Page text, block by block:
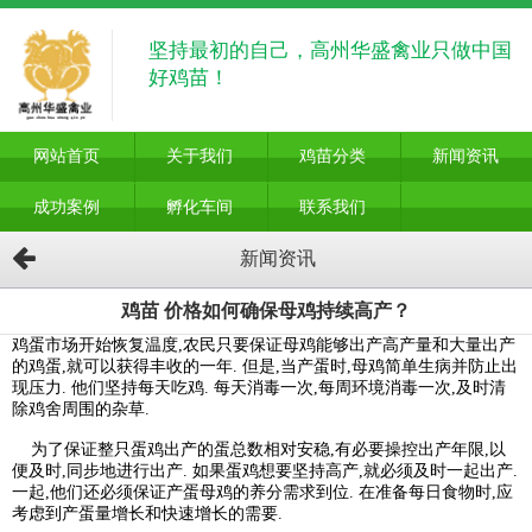
坚持最初的自己，高州华盛禽业只做中国
好鸡苗！
网站首页 关于我们 鸡苗分类 新闻资讯
成功案例 孵化车间 联系我们
新闻资讯
鸡苗 价格如何确保母鸡持续高产？
鸡蛋市场开始恢复温度,农民只要保证母鸡能够出产高产量和大量出产
的鸡蛋,就可以获得丰收的一年. 但是,当产蛋时,母鸡简单生病并防止出
现压力. 他们坚持每天吃鸡. 每天消毒一次,每周环境消毒一次,及时清
除鸡舍周围的杂草.
为了保证整只蛋鸡出产的蛋总数相对安稳,有必要操控出产年限,以
便及时,同步地进行出产. 如果蛋鸡想要坚持高产,就必须及时一起出产.
一起,他们还必须保证产蛋母鸡的养分需求到位. 在准备每日食物时,应
考虑到产蛋量增长和快速增长的需要.